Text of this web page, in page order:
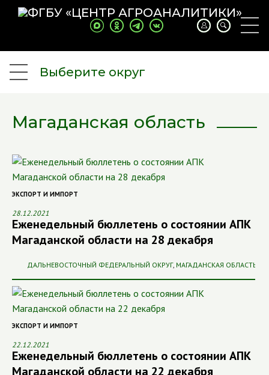
Выберите округ
Магаданская область
ЭКСПОРТ И ИМПОРТ
28.12.2021
Еженедельный бюллетень о состоянии АПК
Магаданской области на 28 декабря
ДАЛЬНЕВОСТОЧНЫЙ ФЕДЕРАЛЬНЫЙ ОКРУГ, МАГАДАНСКАЯ ОБЛАСТЬ
ЭКСПОРТ И ИМПОРТ
22.12.2021
Еженедельный бюллетень о состоянии АПК
Магаданской области на 22 декабря